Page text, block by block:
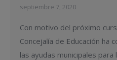
septiembre 7, 2020
Con motivo del próximo
Concejalía de Educación ha
las ayudas municipales